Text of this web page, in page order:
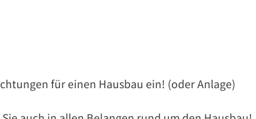
für einen Hausbau ein! (oder Anlage)